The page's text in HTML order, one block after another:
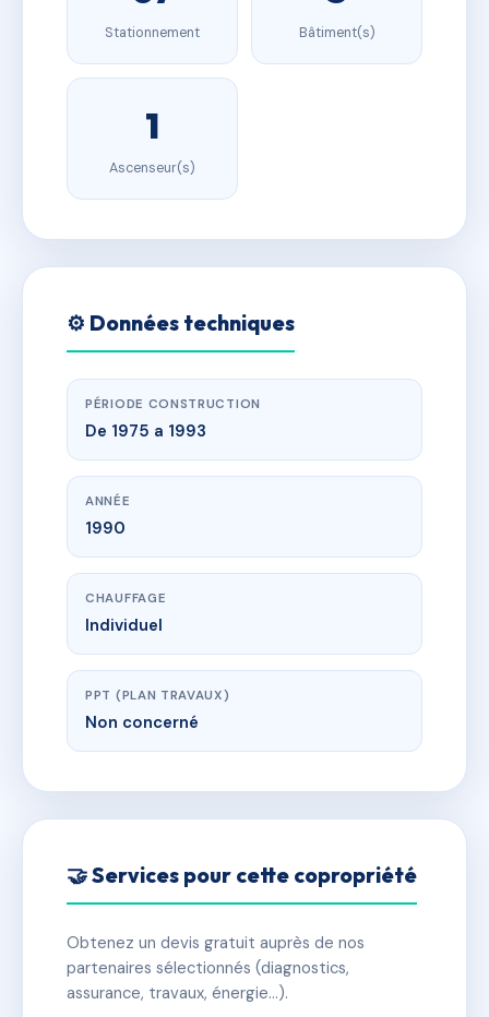
Stationnement Bâtiment(s)
1
Ascenseur(s)
⚙️ Données techniques
PÉRIODE CONSTRUCTION
De 1975 a 1993
ANNÉE
1990
CHAUFFAGE
Individuel
PPT (PLAN TRAVAUX)
Non concerné
🤝 Services pour cette copropriété
Obtenez un devis gratuit auprès de nos
partenaires sélectionnés (diagnostics,
assurance, travaux, énergie…).